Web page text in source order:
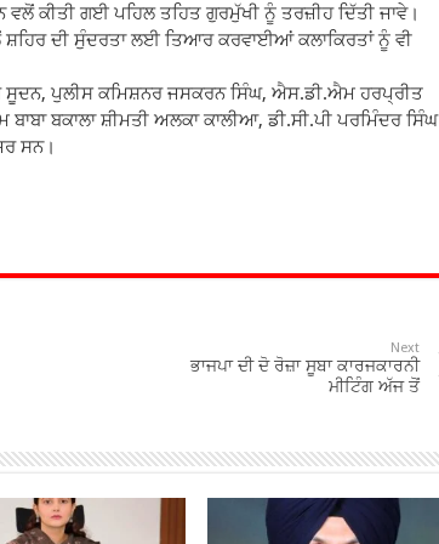
ਕੀਤੀ ਗਈ ਪਹਿਲ ਤਹਿਤ ਗੁਰਮੁੱਖੀ ਨੂੰ ਤਰਜ਼ੀਹ ਦਿੱਤੀ ਜਾਵੇ।
ਸ਼ਹਿਰ ਦੀ ਸੁੰਦਰਤਾ ਲਈ ਤਿਆਰ ਕਰਵਾਈਆਂ ਕਲਾਕਿਰਤਾਂ ਨੂੰ ਵੀ
ਸੂਦਨ, ਪੁਲੀਸ ਕਮਿਸ਼ਨਰ ਜਸਕਰਨ ਸਿੰਘ, ਐਸ.ਡੀ.ਐਮ ਹਰਪ੍ਰੀਤ
ਬਕਾਲਾ ਸ਼ੀਮਤੀ ਅਲਕਾ ਕਾਲੀਆ, ਡੀ.ਸੀ.ਪੀ ਪਰਮਿੰਦਰ ਸਿੰਘ
ਸਨ।
Next
ਭਾਜਪਾ ਦੀ ਦੋ ਰੋਜ਼ਾ ਸੂਬਾ ਕਾਰਜਕਾਰਨੀ
ਮੀਟਿੰਗ ਅੱਜ ਤੋਂ